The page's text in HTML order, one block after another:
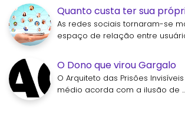
Quanto custa ter sua
As redes sociais tornaram-se
espaço de relação entre
O Dono que virou Gargalo
O Arquiteto das Prisões
médio acorda com a ilusão de